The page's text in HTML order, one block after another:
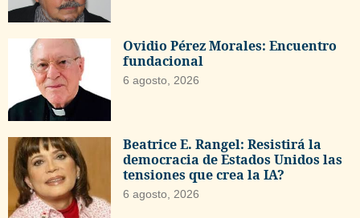
Ovidio Pérez Morales: Encuentro
fundacional
6 agosto, 2026
Beatrice E. Rangel: Resistirá la
democracia de Estados Unidos las
tensiones que crea la IA?
6 agosto, 2026